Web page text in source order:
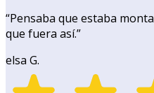
“Pensaba que estaba
que fuera así.”
elsa G.